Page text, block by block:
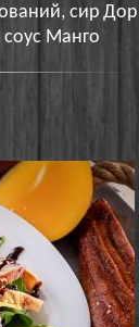
сир Дор
соус Манго